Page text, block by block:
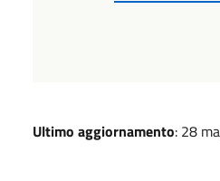
Ultimo aggiornamento: 28